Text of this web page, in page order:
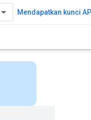
Mendapatkan kunci API